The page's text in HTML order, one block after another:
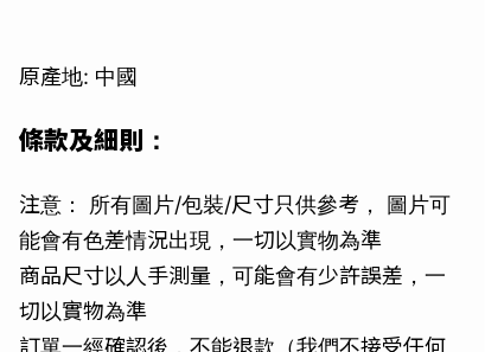
原產地: 中國
條款及細則：
注意： 所有圖片/包裝/尺寸只供參考， 圖片可
能會有色差情況出現，一切以實物為準
商品尺寸以人手測量，可能會有少許誤差，一
切以實物為準
訂單一經確認後，不能退款（我們不接受任何